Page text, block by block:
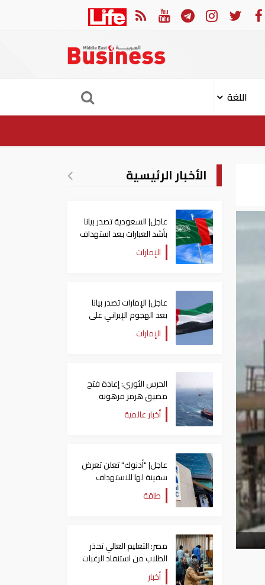
إعادة فتح مضيق هرمز مرهونة بقبول واشنطن الكامل لشروط طهران
اللغة
الأخبار الرئيسية
عاجل| السعودية تصدر بيانا
بأشد العبارات بعد استهداف
إيران لناقلة إماراتية
الإمارات
عاجل| الإمارات تصدر بيانا
بعد الهجوم الإيراني على
سفينة تابعة لـ"أدنوك"
الإمارات
الحرس الثوري: إعادة فتح
مضيق هرمز مرهونة
بقبول واشنطن الكامل
لشروط طهران
أخبار عالمية
عاجل| "أدنوك" تعلن تعرض
سفينة لها للاستهداف
بصاروخ في مضيق هرمز
طاقة
مصر: التعليم العالي تحذر
الطلاب من استنفاد الرغبات
قبل غلق التسجيل
أخبار